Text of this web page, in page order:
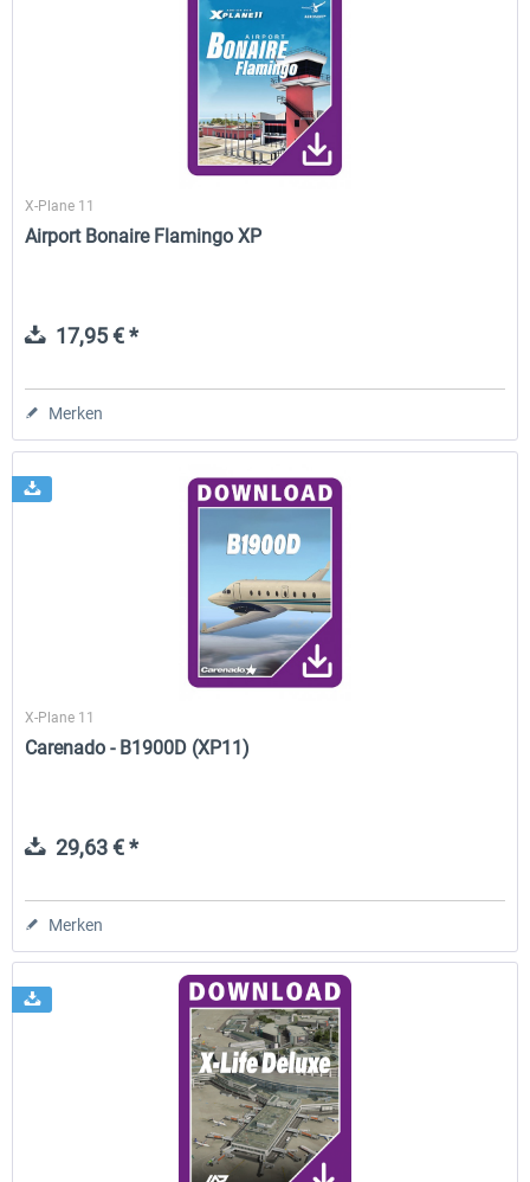
X-Plane 11
Airport Bonaire Flamingo XP
17,95 € *
Merken
X-Plane 11
Carenado - B1900D (XP11)
29,63 € *
Merken